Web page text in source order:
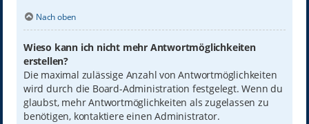
Nach oben
Wieso kann ich nicht mehr Antwortmöglichkeiten
erstellen?
Die maximal zulässige Anzahl von Antwortmöglichkeiten
wird durch die Board-Administration festgelegt. Wenn du
glaubst, mehr Antwortmöglichkeiten als zugelassen zu
benötigen, kontaktiere einen Administrator.